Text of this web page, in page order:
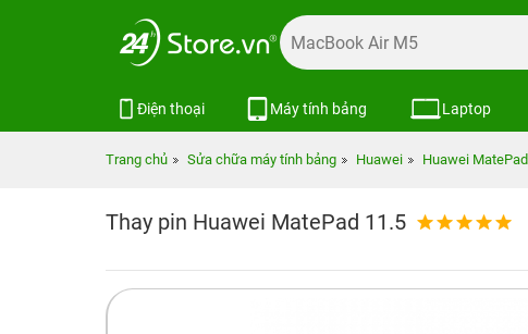
Điện thoại Máy tính bảng Laptop
Trang chủ Sửa chữa máy tính bảng Huawei Huawei MatePad
Thay pin Huawei MatePad 11.5